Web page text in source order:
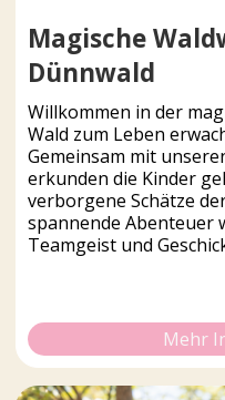
Magische
Dünnwald
Willkommen in der
Wald zum Leben
Gemeinsam mit
erkunden die Kinder
verborgene Schätze
spannende Abenteuer
Teamgeist und
Mehr